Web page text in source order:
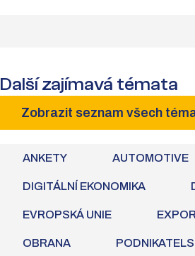
Další zajímavá témata
Zobrazit seznam všech
ANKETY AUTOMOTIVE
DIGITÁLNÍ EKONOMIKA
EVROPSKÁ UNIE
OBRANA